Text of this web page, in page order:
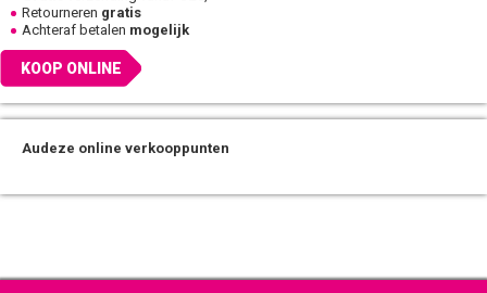
Retourneren gratis
Achteraf betalen mogelijk
KOOP ONLINE
Audeze online verkooppunten